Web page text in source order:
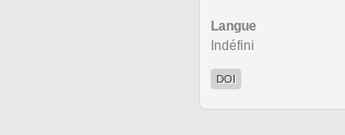
Langue
Indéfini
DOI